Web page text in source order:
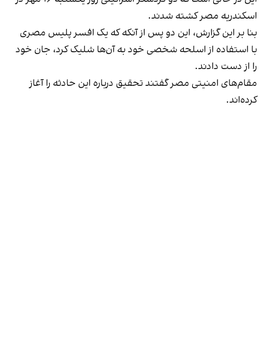
اسکندریه مصر کشته شدند.
بنا بر این گزارش، این دو پس از آنکه که یک افسر پلیس مصری
با استفاده از اسلحه شخصی خود به آن‌ها شلیک کرد، جان خود
را از دست دادند.
مقام‌های امنیتی مصر گفتند تحقیق درباره این حادثه را آغاز
کرده‌اند.